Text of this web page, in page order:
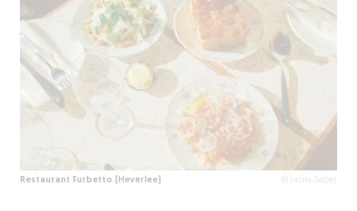
Restaurant Furbetto (Heverlee) © Latifa Saber